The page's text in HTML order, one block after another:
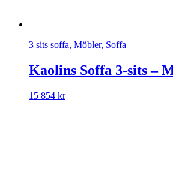
3 sits soffa, Möbler, Soffa
Kaolins Soffa 3-sits –
15 854 kr